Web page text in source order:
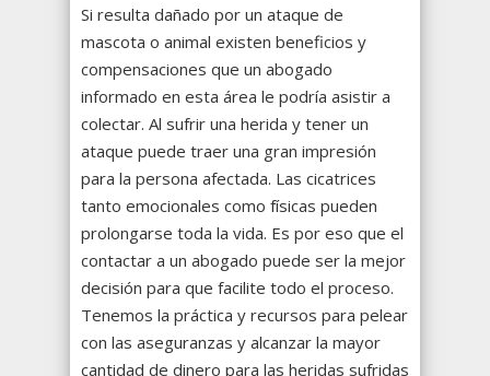
Si resulta dañado por un ataque de
mascota o animal existen beneficios y
compensaciones que un abogado
informado en esta área le podría asistir a
colectar. Al sufrir una herida y tener un
ataque puede traer una gran impresión
para la persona afectada. Las cicatrices
tanto emocionales como físicas pueden
prolongarse toda la vida. Es por eso que el
contactar a un abogado puede ser la mejor
decisión para que facilite todo el proceso.
Tenemos la práctica y recursos para pelear
con las aseguranzas y alcanzar la mayor
cantidad de dinero para las heridas sufridas